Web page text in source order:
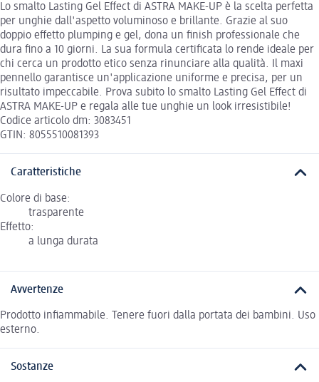
Lo smalto Lasting Gel Effect di ASTRA MAKE-UP è la scelta perfetta
per unghie dall'aspetto voluminoso e brillante. Grazie al suo
doppio effetto plumping e gel, dona un finish professionale che
dura fino a 10 giorni. La sua formula certificata lo rende ideale per
chi cerca un prodotto etico senza rinunciare alla qualità. Il maxi
pennello garantisce un'applicazione uniforme e precisa, per un
risultato impeccabile. Prova subito lo smalto Lasting Gel Effect di
ASTRA MAKE-UP e regala alle tue unghie un look irresistibile!
Codice articolo dm: 3083451
GTIN: 8055510081393
Caratteristiche
Colore di base:
trasparente
Effetto:
a lunga durata
Avvertenze
Prodotto infiammabile. Tenere fuori dalla portata dei bambini. Uso
esterno.
Sostanze